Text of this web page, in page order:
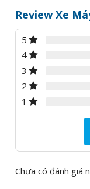
Review Xe
5
4
3
2
1
Chưa có đánh giá